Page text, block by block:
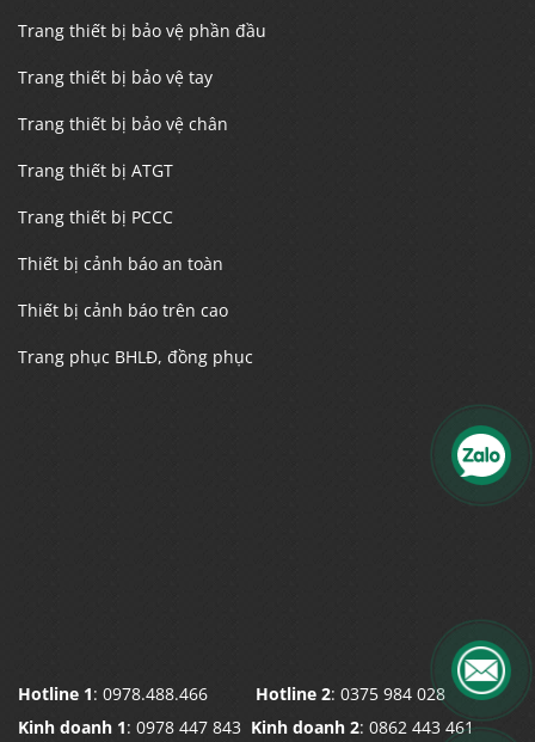
Trang thiết bị bảo vệ phần đầu
Trang thiết bị bảo vệ tay
Trang thiết bị bảo vệ chân
Trang thiết bị ATGT
Trang thiết bị PCCC
Thiết bị cảnh báo an toàn
Thiết bị cảnh báo trên cao
Trang phục BHLĐ, đồng phục
Hotline 1: 0978.488.466 Hotline 2: 0375 984 028
Kinh doanh 1: 0978 447 843 Kinh doanh 2: 0862 443 461